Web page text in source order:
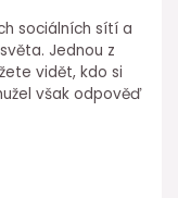
sociálních sítí a
Jednou z
vidět, kdo si
však odpověď